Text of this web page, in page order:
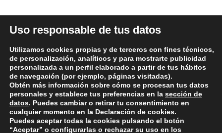
Política de Privacidad
Política de Cookies
Condiciones generales de compra
Política de devoluciones y reembolsos
Uso responsable de tus datos
Utilizamos cookies propias y de terceros con fines técnicos,
de personalización, analíticos y para mostrarte publicidad
personalizada a un perfil elaborado a partir de tus hábitos
de navegación (por ejemplo, páginas visitadas).
Obtén más información sobre cómo se procesan tus datos
personales y establece tus preferencias en la sección de
datos. Puedes cambiar o retirar tu consentimiento en
cualquier momento en la Declaración de cookies.
Puedes aceptar todas la cookies pulsando el botón
“Aceptar” o configurarlas o rechazar su uso en los